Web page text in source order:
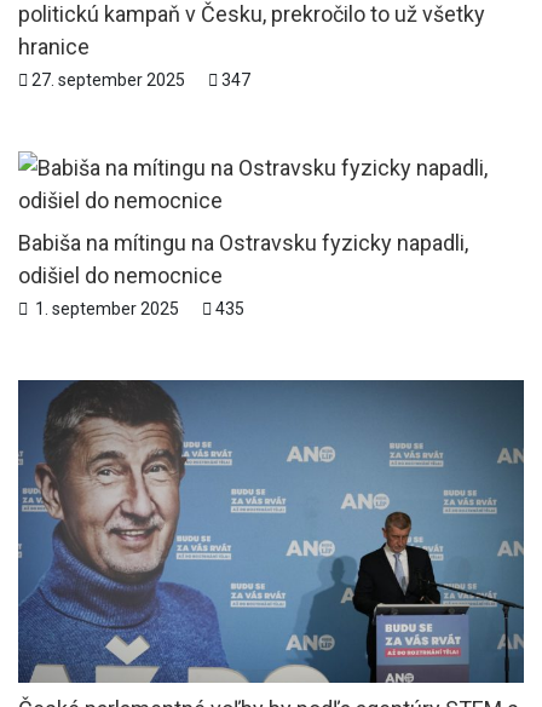
politickú kampaň v Česku, prekročilo to už všetky
hranice
27. september 2025 347
Babiša na mítingu na Ostravsku fyzicky napadli,
odišiel do nemocnice
1. september 2025 435